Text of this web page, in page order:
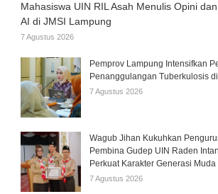
Mahasiswa UIN RIL Asah Menulis Opini
AI di JMSI Lampung
7 Agustus 2026
Pemprov Lampung Intensifkan
Penanggulangan Tuberkulosis
7 Agustus 2026
Wagub Jihan Kukuhkan
Pembina Gudep UIN Raden
Perkuat Karakter Generasi Muda
7 Agustus 2026